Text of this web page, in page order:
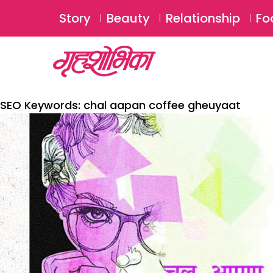
Story Beauty Relationship
SEO Keywords: chal aapan coffee gheuyaat